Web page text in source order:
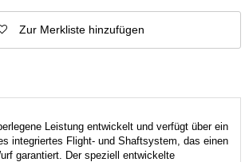
Zur Merkliste hinzufügen
Leistung entwickelt und verfügt über ein
integriertes Flight- und Shaftsystem, das einen
garantiert. Der speziell entwickelte